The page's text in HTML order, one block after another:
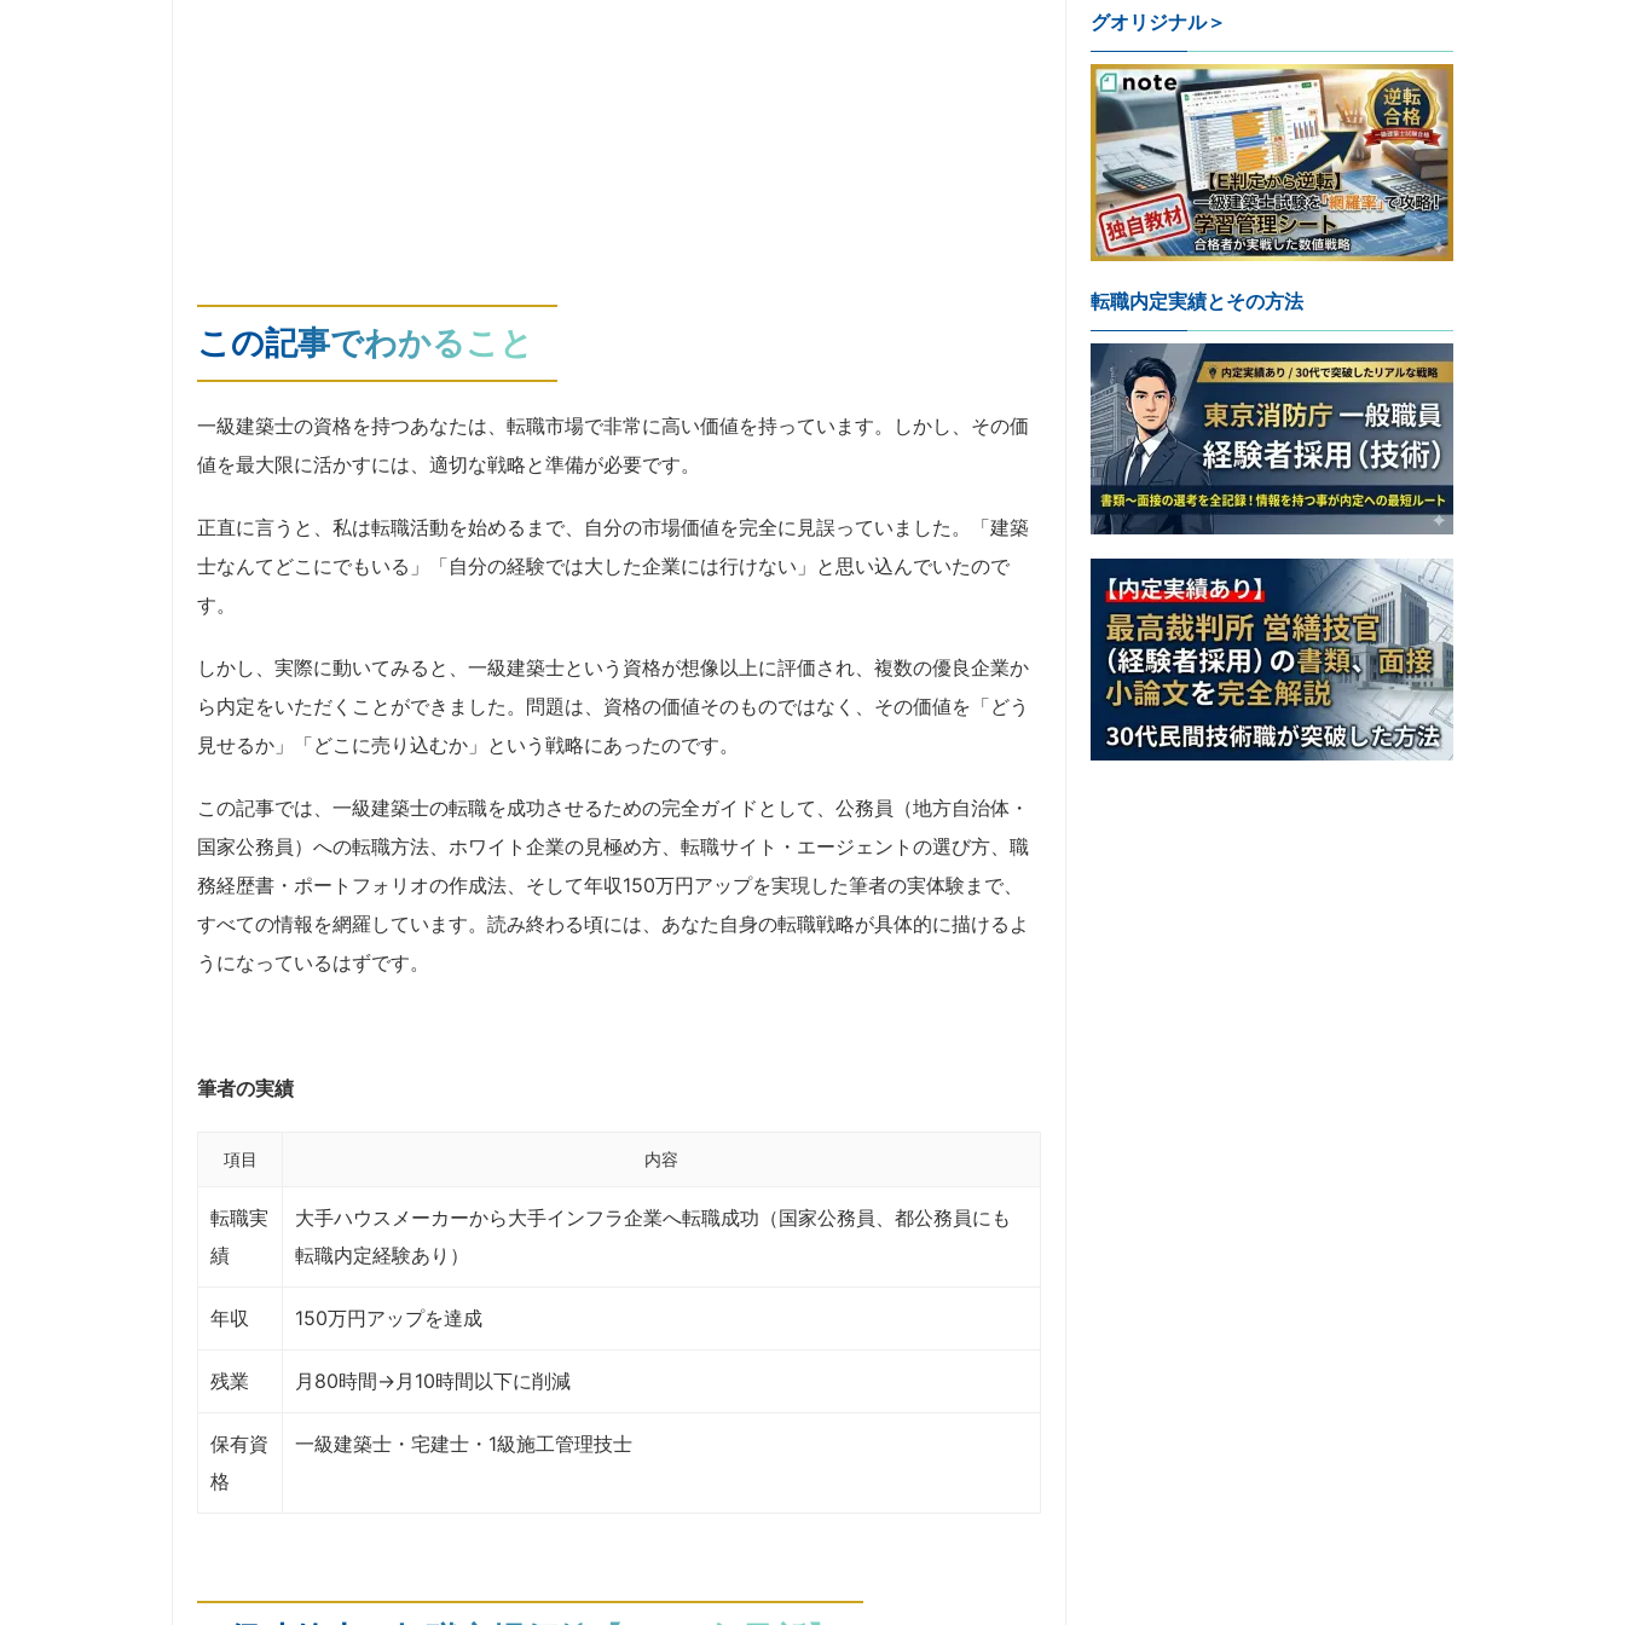
この記事でわかること
一級建築士の資格を持つあなたは、転職市場で非常に高い価値を持っています。しかし、その価
値を最大限に活かすには、適切な戦略と準備が必要です。
正直に言うと、私は転職活動を始めるまで、自分の市場価値を完全に見誤っていました。「建築
士なんてどこにでもいる」「自分の経験では大した企業には行けない」と思い込んでいたので
す。
しかし、実際に動いてみると、一級建築士という資格が想像以上に評価され、複数の優良企業か
ら内定をいただくことができました。問題は、資格の価値そのものではなく、その価値を「どう
見せるか」「どこに売り込むか」という戦略にあったのです。
この記事では、一級建築士の転職を成功させるための完全ガイドとして、公務員（地方自治体・
国家公務員）への転職方法、ホワイト企業の見極め方、転職サイト・エージェントの選び方、職
務経歴書・ポートフォリオの作成法、そして年収150万円アップを実現した筆者の実体験まで、
すべての情報を網羅しています。読み終わる頃には、あなた自身の転職戦略が具体的に描けるよ
うになっているはずです。
筆者の実績
項目 内容
転職実
績
大手ハウスメーカーから大手インフラ企業へ転職成功（国家公務員、都公務員にも
転職内定経験あり）
年収 150万円アップを達成
残業 月80時間→月10時間以下に削減
保有資
格
一級建築士・宅建士・1級施工管理技士
グオリジナル＞
転職内定実績とその方法